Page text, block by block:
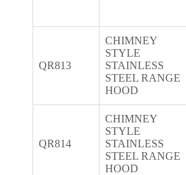
QR813
CHIMNEY
STYLE
STAINLESS
STEEL RANGE
HOOD
QR814
CHIMNEY
STYLE
STAINLESS
STEEL RANGE
HOOD